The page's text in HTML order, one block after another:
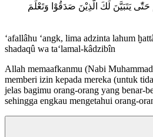
يَتَبَيَّنَ لَكَ الَّذِيْنَ صَدَقُوْا وَتَعْلَمَ
‘afallâhu ‘angk, lima adzinta lahum
shadaqû wa ta‘lamal-kâdzibîn
Allah memaafkanmu (Nabi
memberi izin kepada mereka (untuk
jelas bagimu orang-orang yang benar-
sehingga engkau mengetahui orang-